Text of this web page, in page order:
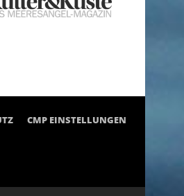
CMP EINSTELLUNGEN